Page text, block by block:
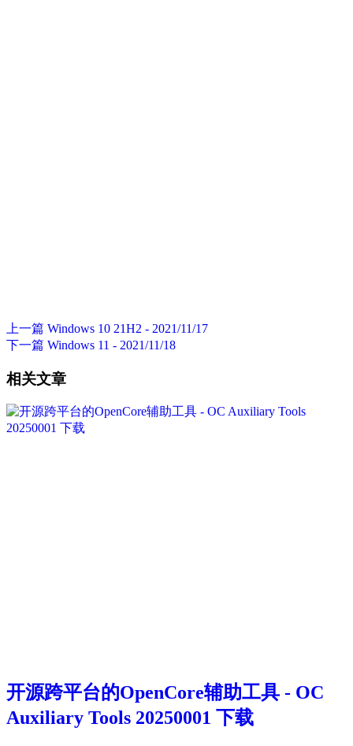
上一篇 Windows 10 21H2 - 2021/11/17
下一篇 Windows 11 - 2021/11/18
相关文章
开源跨平台的OpenCore辅助工具 - OC
Auxiliary Tools 20250001 下载